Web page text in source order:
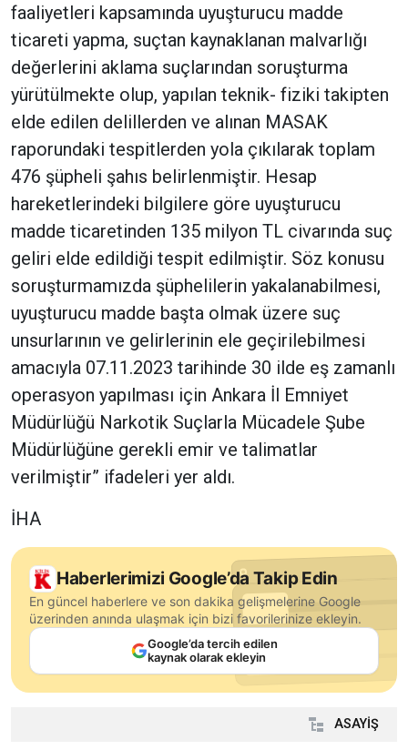
faaliyetleri kapsamında uyuşturucu madde
ticareti yapma, suçtan kaynaklanan malvarlığı
değerlerini aklama suçlarından soruşturma
yürütülmekte olup, yapılan teknik- fiziki takipten
elde edilen delillerden ve alınan MASAK
raporundaki tespitlerden yola çıkılarak toplam
476 şüpheli şahıs belirlenmiştir. Hesap
hareketlerindeki bilgilere göre uyuşturucu
madde ticaretinden 135 milyon TL civarında suç
geliri elde edildiği tespit edilmiştir. Söz konusu
soruşturmamızda şüphelilerin yakalanabilmesi,
uyuşturucu madde başta olmak üzere suç
unsurlarının ve gelirlerinin ele geçirilebilmesi
amacıyla 07.11.2023 tarihinde 30 ilde eş zamanlı
operasyon yapılması için Ankara İl Emniyet
Müdürlüğü Narkotik Suçlarla Mücadele Şube
Müdürlüğüne gerekli emir ve talimatlar
verilmiştir” ifadeleri yer aldı.
İHA
Haberlerimizi Google’da Takip Edin
En güncel haberlere ve son dakika gelişmelerine Google
üzerinden anında ulaşmak için bizi favorilerinize ekleyin.
Google’da tercih edilen
kaynak olarak ekleyin
ASAYİŞ